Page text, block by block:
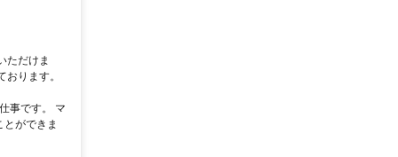
ただけま
ります。
事です。 マ
ができま